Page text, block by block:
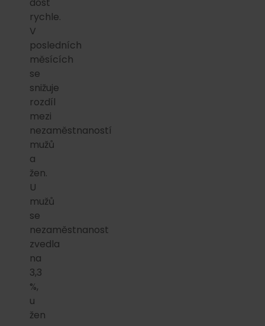
rychle.
V
posledních
měsících
se
snižuje
rozdíl
mezi
nezaměstnaností
mužů
a
žen.
U
mužů
se
nezaměstnanost
zvedla
na
3,3
%,
u
žen